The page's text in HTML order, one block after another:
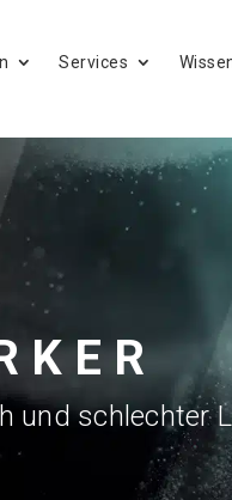
Services
und schlechter